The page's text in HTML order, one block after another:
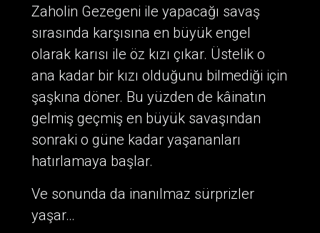
Zaholin Gezegeni ile yapacağı savaş
sırasında karşısına en büyük engel
olarak karısı ile öz kızı çıkar. Üstelik o
ana kadar bir kızı olduğunu bilmediği için
şaşkına döner. Bu yüzden de kâinatın
gelmiş geçmiş en büyük savaşından
sonraki o güne kadar yaşananları
hatırlamaya başlar.
Ve sonunda da inanılmaz sürprizler
yaşar…